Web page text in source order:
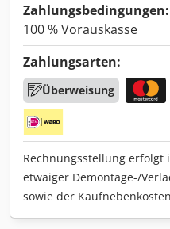
Zahlungsbedingungen:
100 % Vorauskasse
Zahlungsarten:
Überweisung
Rechnungsstellung erfolgt
etwaiger Demontage-/
sowie der